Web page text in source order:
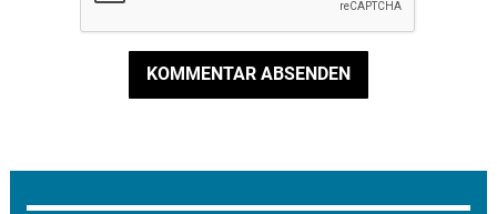
KOMMENTAR ABSENDEN